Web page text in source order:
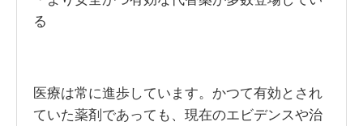
る
医療は常に進歩しています。かつて有効とされ
ていた薬剤であっても、現在のエビデンスや治